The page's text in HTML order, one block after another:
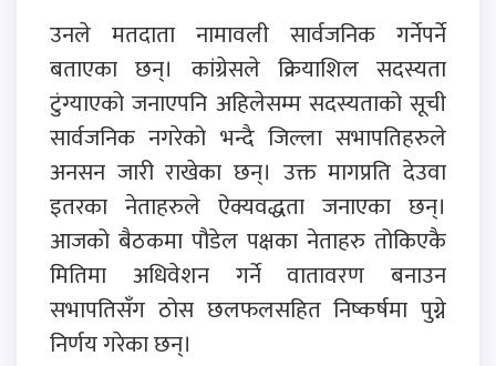
उनले मतदाता नामावली सार्वजनिक गर्नेपर्ने
बताएका छन्। कांग्रेसले क्रियाशिल सदस्यता
टुंग्याएको जनाएपनि अहिलेसम्म सदस्यताको सूची
सार्वजनिक नगरेको भन्दै जिल्ला सभापतिहरुले
अनसन जारी राखेका छन्। उक्त मागप्रति देउवा
इतरका नेताहरुले ऐक्यवद्धता जनाएका छन्।
आजको बैठकमा पौडेल पक्षका नेताहरु तोकिएकै
मितिमा अधिवेशन गर्ने वातावरण बनाउन
सभापतिसँग ठोस छलफलसहित निष्कर्षमा पुग्ने
निर्णय गरेका छन्।